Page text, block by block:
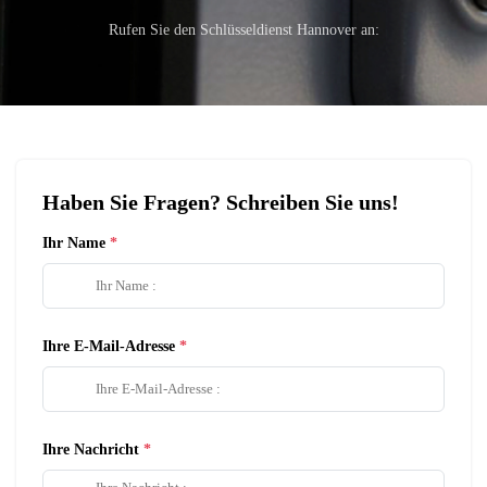
Rufen Sie den Schlüsseldienst Hannover an:
Haben Sie Fragen? Schreiben Sie uns!
Ihr Name
Ihre E-Mail-Adresse
Ihre Nachricht